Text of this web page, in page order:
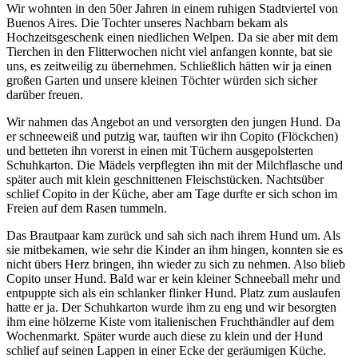
Wir wohnten in den 50er Jahren in einem ruhigen Stadtviertel von
Buenos Aires. Die Tochter unseres Nachbarn bekam als
Hochzeitsgeschenk einen niedlichen Welpen. Da sie aber mit dem
Tierchen in den Flitterwochen nicht viel anfangen konnte, bat sie
uns, es zeitweilig zu übernehmen. Schließlich hätten wir ja einen
großen Garten und unsere kleinen Töchter würden sich sicher
darüber freuen.
Wir nahmen das Angebot an und versorgten den jungen Hund. Da
er schneeweiß und putzig war, tauften wir ihn Copito (Flöckchen)
und betteten ihn vorerst in einen mit Tüchern ausgepolsterten
Schuhkarton. Die Mädels verpflegten ihn mit der Milchflasche und
später auch mit klein geschnittenen Fleischstücken. Nachtsüber
schlief Copito in der Küche, aber am Tage durfte er sich schon im
Freien auf dem Rasen tummeln.
Das Brautpaar kam zurück und sah sich nach ihrem Hund um. Als
sie mitbekamen, wie sehr die Kinder an ihm hingen, konnten sie es
nicht übers Herz bringen, ihn wieder zu sich zu nehmen. Also blieb
Copito unser Hund. Bald war er kein kleiner Schneeball mehr und
entpuppte sich als ein schlanker flinker Hund. Platz zum auslaufen
hatte er ja. Der Schuhkarton wurde ihm zu eng und wir besorgten
ihm eine hölzerne Kiste vom italienischen Fruchthändler auf dem
Wochenmarkt. Später wurde auch diese zu klein und der Hund
schlief auf seinen Lappen in einer Ecke der geräumigen Küche.